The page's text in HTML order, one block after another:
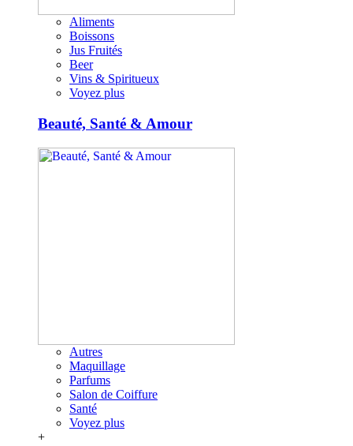
Aliments
Boissons
Jus Fruités
Beer
Vins & Spiritueux
Voyez plus
Beauté, Santé & Amour
Autres
Maquillage
Parfums
Salon de Coiffure
Santé
Voyez plus
+